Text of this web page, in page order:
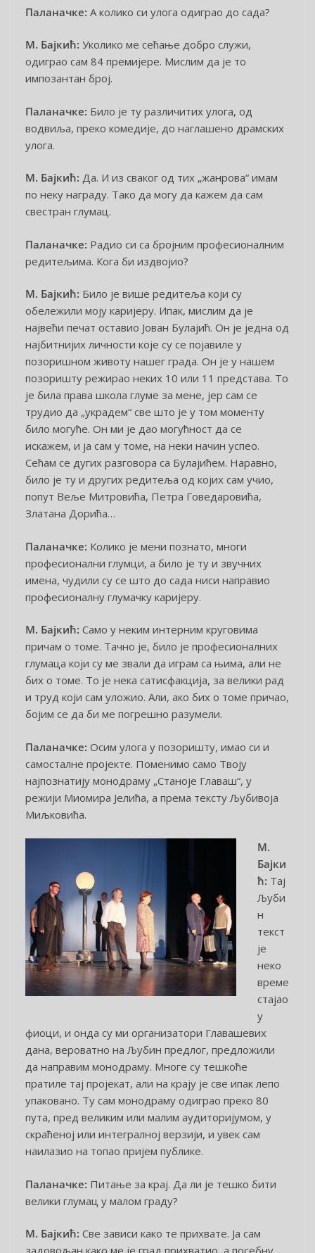
Паланачке: А колико си улога одиграо до сада?
М. Бајкић: Уколико ме сећање добро служи,
одиграо сам 84 премијере. Мислим да је то
импозантан број.
Паланачке: Било је ту различитих улога, од
водвиља, преко комедије, до наглашено драмских
улога.
М. Бајкић: Да. И из сваког од тих „жанрова“ имам
по неку награду. Тако да могу да кажем да сам
свестран глумац.
Паланачке: Радио си са бројним професионалним
редитељима. Кога би издвојио?
М. Бајкић: Било је више редитеља који су
обележили моју каријеру. Ипак, мислим да је
највећи печат оставио Јован Булајић. Он је једна од
најбитнијих личности које су се појавиле у
позоришном животу нашег града. Он је у нашем
позоришту режирао неких 10 или 11 представа. То
је била права школа глуме за мене, јер сам се
трудио да „украдем“ све што је у том моменту
било могуће. Он ми је дао могућност да се
искажем, и ја сам у томе, на неки начин успео.
Сећам се дугих разговора са Булајићем. Наравно,
било је ту и других редитеља од којих сам учио,
попут Веље Митровића, Петра Говедаровића,
Златана Дорића…
Паланачке: Колико је мени познато, многи
професионални глумци, а било је ту и звучних
имена, чудили су се што до сада ниси направио
професионалну глумачку каријеру.
М. Бајкић: Само у неким интерним круговима
причам о томе. Тачно је, било је професионалних
глумаца који су ме звали да играм са њима, али не
бих о томе. То је нека сатисфакција, за велики рад
и труд који сам уложио. Али, ако бих о томе причао,
бојим се да би ме погрешно разумели.
Паланачке: Осим улога у позоришту, имао си и
самосталне пројекте. Поменимо само Твоју
најпознатију монодраму „Станоје Главаш“, у
режији Миомира Јелића, а према тексту Љубивоја
Миљковића.
М.
Бајки
ћ: Тај
Љуби
н
текст
је
неко
време
стајао
у
фиоци, и онда су ми организатори Главашевих
дана, вероватно на Љубин предлог, предложили
да направим монодраму. Многе су тешкоће
пратиле тај пројекат, али на крају је све ипак лепо
упаковано. Ту сам монодраму одиграо преко 80
пута, пред великим или малим аудиторијумом, у
скраћеној или интегралној верзији, и увек сам
наилазио на топао пријем публике.
Паланачке: Питање за крај. Да ли је тешко бити
велики глумац у малом граду?
М. Бајкић: Све зависи како те прихвате. Ја сам
задовољан како ме је град прихватио, а посебну